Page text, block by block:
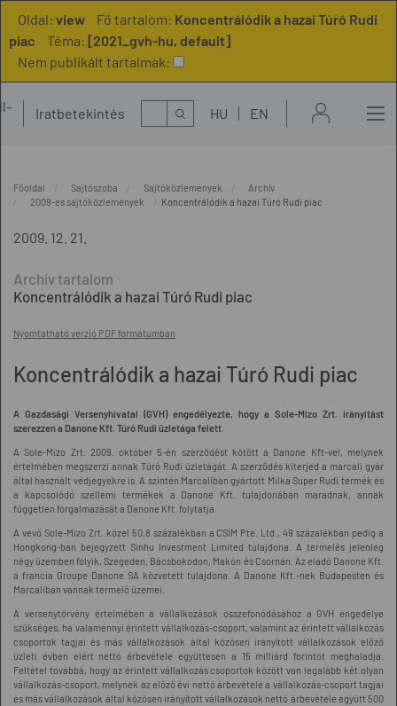
Oldal: view Fő tartalom: Koncentrálódik a hazai Túró Rudi
piac
Téma: [2021_gvh-hu, default]
Nem publikált tartalmak:
Iratbetekintés Kereső HU EN
Főoldal Sajtószoba Sajtóközlemények
Archív
2009-es sajtóközlemények
Koncentrálódik a hazai Túró Rudi piac
2009. 12. 21.
Koncentrálódik a hazai Túró Rudi piac
Nyomtatható verzió PDF formátumban
Koncentrálódik a hazai Túró Rudi piac
A Gazdasági Versenyhivatal (GVH) engedélyezte, hogy a Sole-Mizo Zrt. irányítást
szerezzen a Danone Kft. Túró Rudi üzletága felett.
A Sole-Mizo Zrt. 2009. október 5-én szerződést kötött a Danone Kft-vel, melynek
értelmében megszerzi annak Túró Rudi üzletágát. A szerződés kiterjed a marcali gyár
által használt védjegyekre is. A szintén Marcaliban gyártott Milka Super Rudi termék és
a kapcsolódó szellemi termékek a Danone Kft. tulajdonában maradnak, annak
független forgalmazását a Danone Kft. folytatja.
A vevő Sole-Mizo Zrt. közel 50,8 százalékban a CSIM Pte. Ltd., 49 százalékban pedig a
Hongkong-ban bejegyzett Sinhu Investment Limited tulajdona. A termelés jelenleg
négy üzemben folyik, Szegeden, Bácsbokodon, Makón és Csornán. Az eladó Danone Kft.
a francia Groupe Danone SA közvetett tulajdona. A Danone Kft.-nek Budapesten és
Marcaliban vannak termelő üzemei.
A versenytörvény értelmében a vállalkozások összefonódásához a GVH engedélye
szükséges, ha valamennyi érintett vállalkozás-csoport, valamint az érintett vállalkozás
csoportok tagjai és más vállalkozások által közösen irányított vállalkozások előző
üzleti évben elért nettó árbevétele együttesen a 15 milliárd forintot meghaladja.
Feltétel továbbá, hogy az érintett vállalkozás csoportok között van legalább két olyan
vállalkozás-csoport, melynek az előző évi nettó árbevétele a vállalkozás-csoport tagjai
és más vállalkozások által közösen irányított vállalkozások nettó árbevétele együtt 500